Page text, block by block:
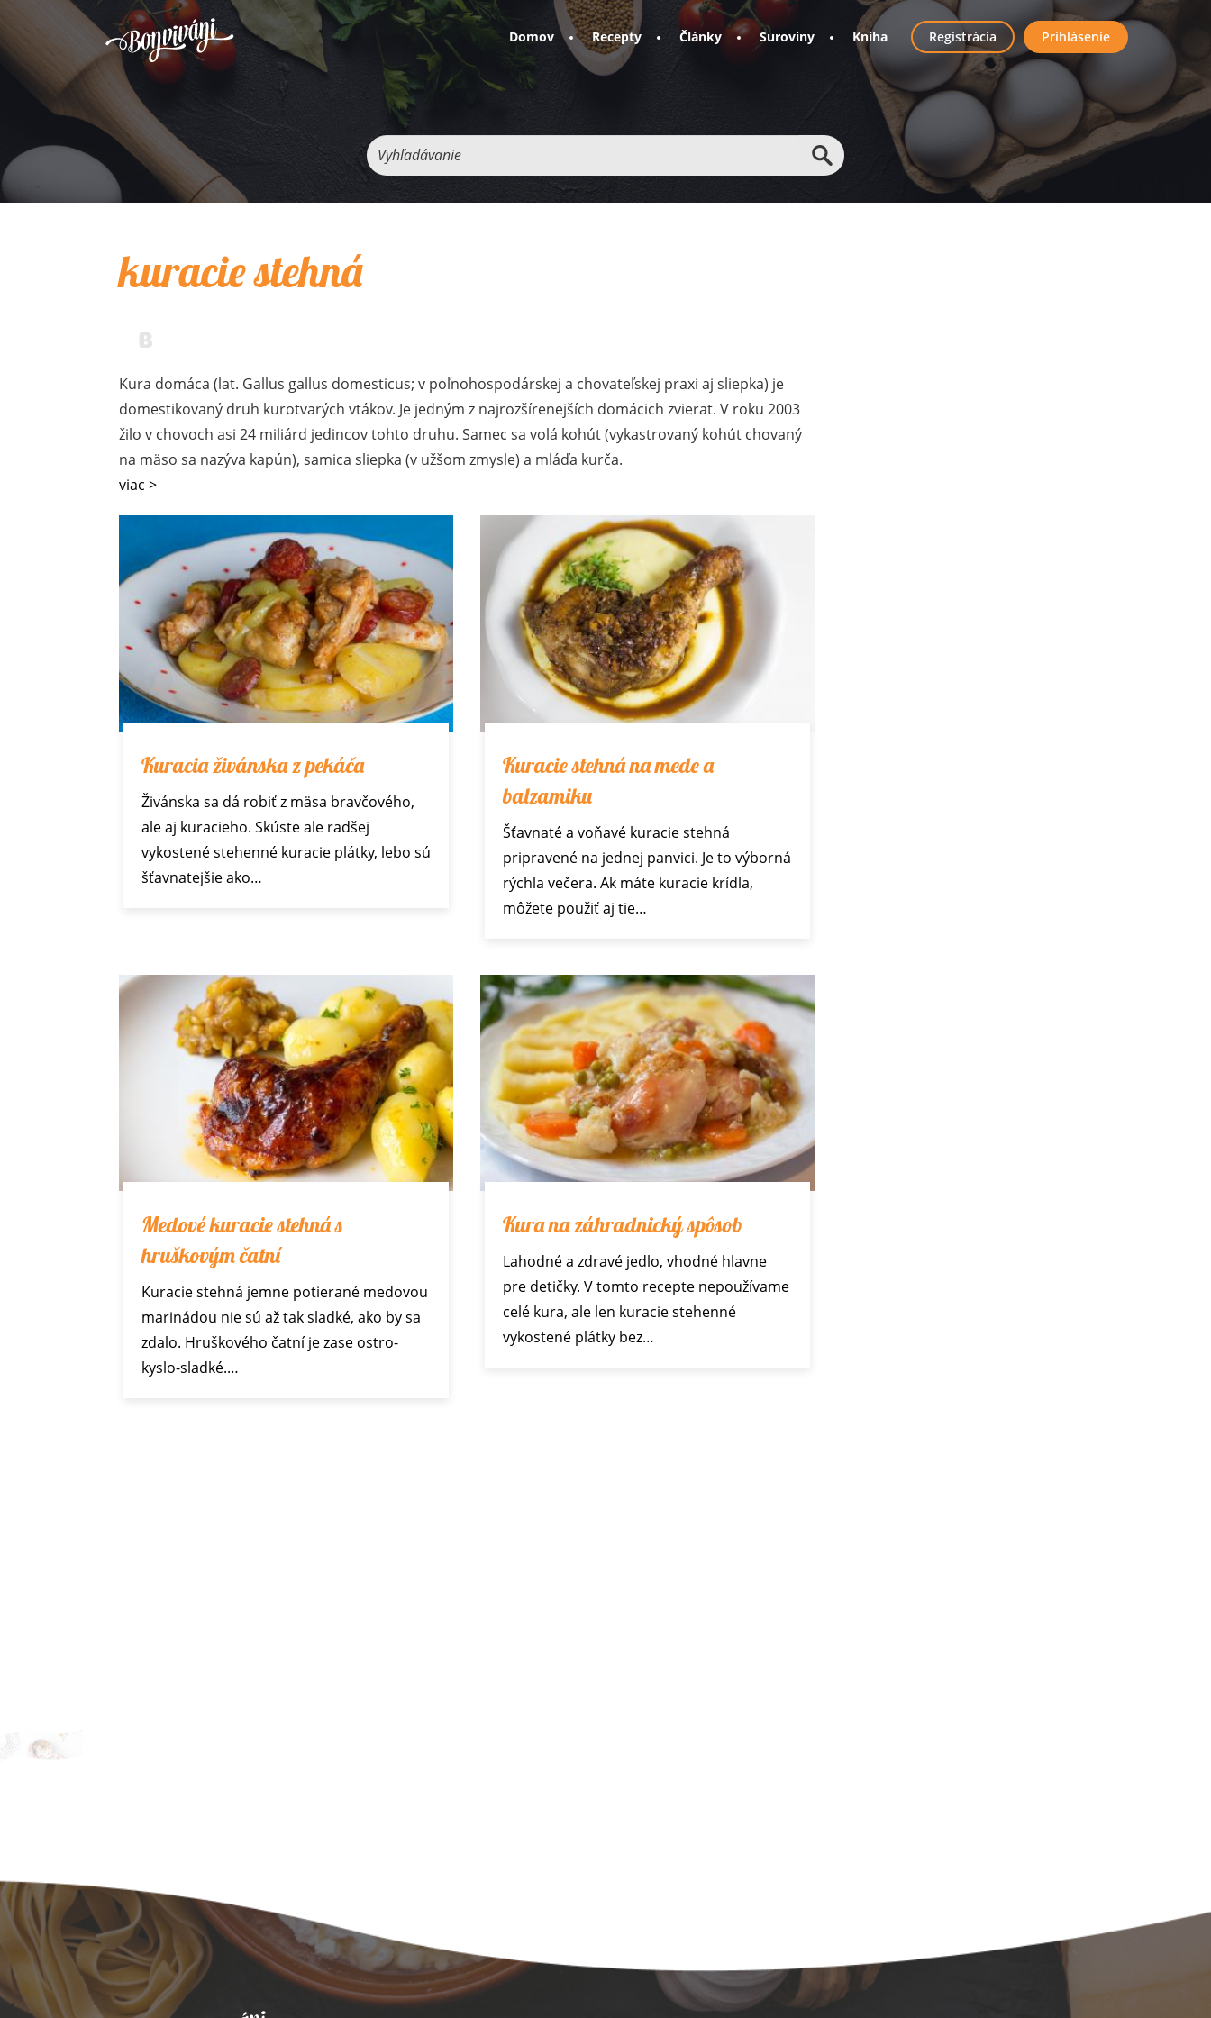
Domov Recepty Články Suroviny Kniha
User
account
menu
Registrácia Prihlásenie
Vyhľadávanie
kuracie stehná
Kura domáca (lat. Gallus gallus domesticus; v poľnohospodárskej a chovateľskej praxi aj sliepka) je
domestikovaný druh kurotvarých vtákov. Je jedným z najrozšírenejších domácich zvierat. V roku 2003
žilo v chovoch asi 24 miliárd jedincov tohto druhu. Samec sa volá kohút (vykastrovaný kohút chovaný
na mäso sa nazýva kapún), samica sliepka (v užšom zmysle) a mláďa kurča.
viac >
Kuracia živánska z pekáča
Živánska sa dá robiť z mäsa bravčového,
ale aj kuracieho. Skúste ale radšej
vykostené stehenné kuracie plátky, lebo sú
šťavnatejšie ako…
Kuracie stehná na mede a
balzamiku
Šťavnaté a voňavé kuracie stehná
pripravené na jednej panvici. Je to výborná
rýchla večera. Ak máte kuracie krídla,
môžete použiť aj tie…
Medové kuracie stehná s
hruškovým čatní
Kuracie stehná jemne potierané medovou
marinádou nie sú až tak sladké, ako by sa
zdalo. Hruškového čatní je zase ostro-
kyslo-sladké.…
Kura na záhradnický spôsob
Lahodné a zdravé jedlo, vhodné hlavne
pre detičky. V tomto recepte nepoužívame
celé kura, ale len kuracie stehenné
vykostené plátky bez…